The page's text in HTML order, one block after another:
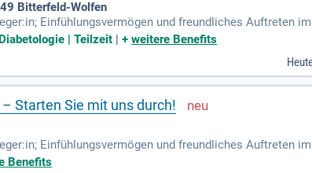
Bitterfeld-Wolfen
Einfühlungsvermögen und freundliches Auftreten im
und strukturierte Arbeitsweise; Zuverlässigkeit
| Teilzeit |+weitere Benefits
Starten Sie mit uns durch!
Einfühlungsvermögen und freundliches Auftreten im
und strukturierte Arbeitsweise; Zuverlässigkeit
Benefits